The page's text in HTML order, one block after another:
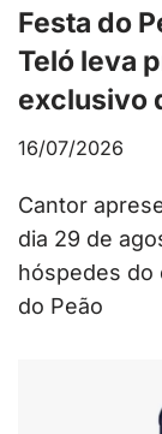
Festa do
Teló leva
exclusivo
16/07/2026
Cantor
dia 29 de
hóspedes do
do Peão